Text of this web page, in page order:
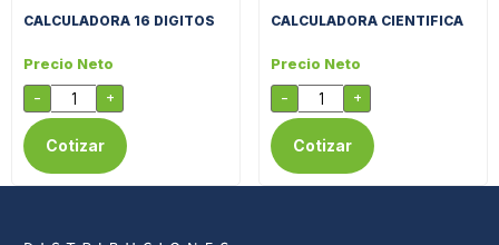
CALCULADORA 16 DIGITOS
Precio Neto
- +
Cotizar
CALCULADORA CIENTIFICA
Precio Neto
- +
Cotizar